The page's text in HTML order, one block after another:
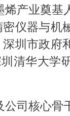
产业奠基
仪器与机
圳市政府
清华大学
司核心骨